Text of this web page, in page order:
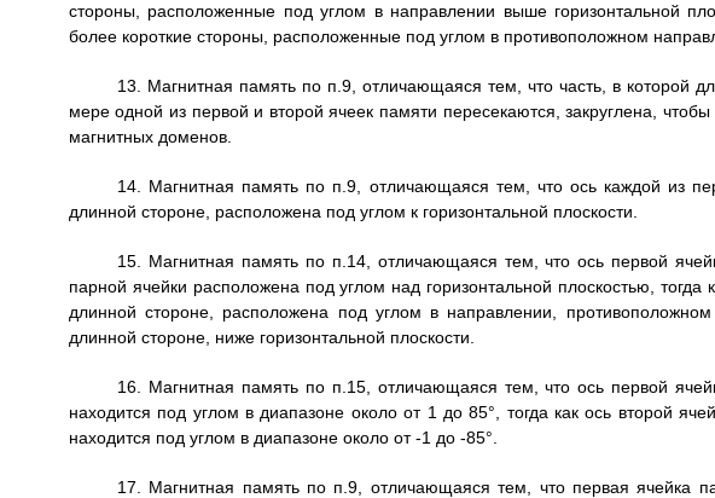
стороны, расположенные под углом в направлении выше горизонтальной
более короткие стороны, расположенные под углом в противоположном
13. Магнитная память по п.9, отличающаяся тем, что часть, в которой
мере одной из первой и второй ячеек памяти пересекаются, закруглена,
магнитных доменов.
14. Магнитная память по п.9, отличающаяся тем, что ось каждой из
длинной стороне, расположена под углом к горизонтальной плоскости.
15. Магнитная память по п.14, отличающаяся тем, что ось первой
парной ячейки расположена под углом над горизонтальной плоскостью,
длинной стороне, расположена под углом в направлении,
длинной стороне, ниже горизонтальной плоскости.
16. Магнитная память по п.15, отличающаяся тем, что ось первой
находится под углом в диапазоне около от 1 до 85°, тогда как ось второй
находится под углом в диапазоне около от -1 до -85°.
17. Магнитная память по п.9, отличающаяся тем, что первая ячейка